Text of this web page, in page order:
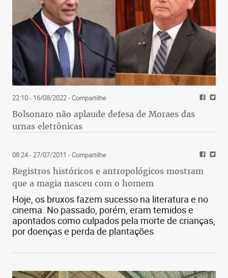
22:10 - 16/08/2022- Compartilhe
Bolsonaro não aplaude defesa de Moraes das
urnas eletrônicas
08:24 - 27/07/2011 - Compartilhe
Registros históricos e antropológicos mostram
que a magia nasceu com o homem
Hoje, os bruxos fazem sucesso na literatura e no
cinema. No passado, porém, eram temidos e
apontados como culpados pela morte de crianças,
por doenças e perda de plantações